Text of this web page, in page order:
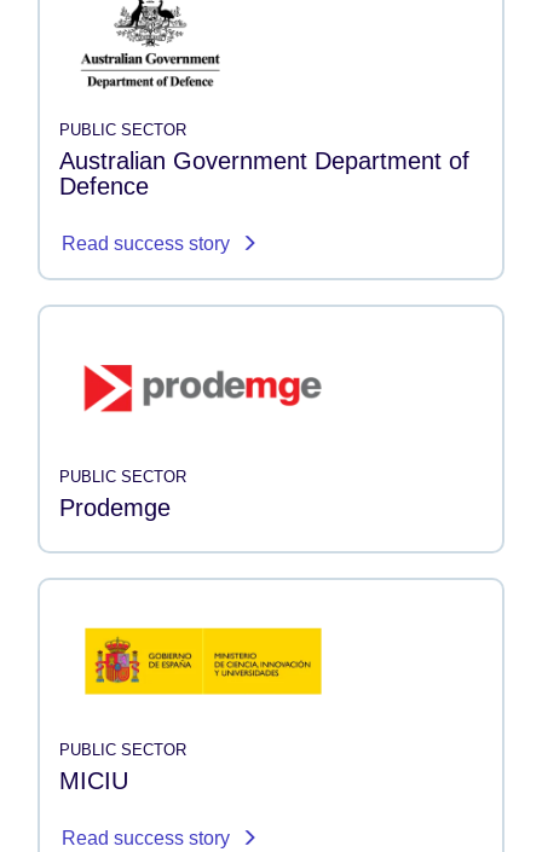
PUBLIC SECTOR
Australian Government Department of
Defence
Read success story
PUBLIC SECTOR
Prodemge
PUBLIC SECTOR
MICIU
Read success story